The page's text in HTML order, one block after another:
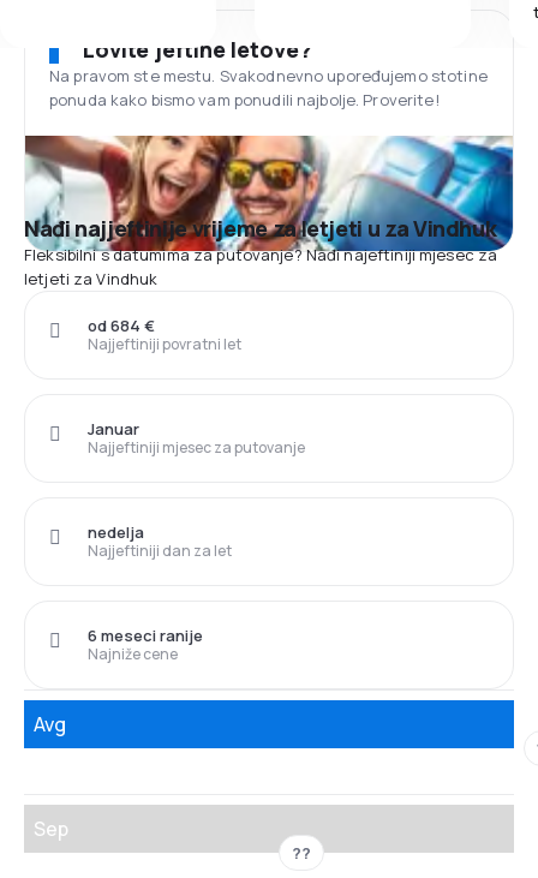
Lovite jeftine letove?
Na pravom ste mestu. Svakodnevno upoređujemo stotine
ponuda kako bismo vam ponudili najbolje. Proverite!
Nađi najjeftinije vrijeme za letjeti u za Vindhuk
Fleksibilni s datumima za putovanje? Nađi najeftiniji mjesec za
letjeti za Vindhuk
Najjeftiniji povratni let
od 684 €
Najjeftiniji mjesec za putovanje
Januar
Najjeftiniji dan za let
nedelja
Najniže cene
6 meseci ranije
Avg
Sep
??